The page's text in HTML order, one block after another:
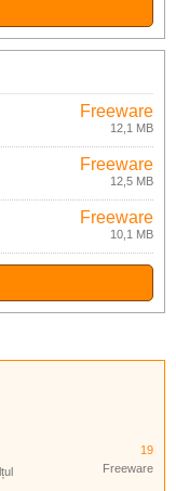
Freeware
12,1 MB
Freeware
12,5 MB
Freeware
10,1 MB
19
Freeware